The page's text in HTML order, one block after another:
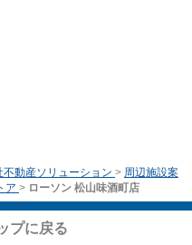
動産ソリューション > 周辺施設案
ア > ローソン 松山味酒町店
プに戻る